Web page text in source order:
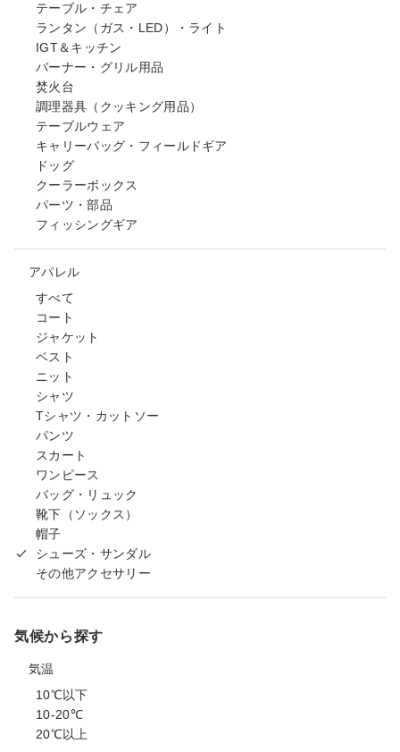
テーブル・チェア
ランタン（ガス・LED）・ライト
IGT＆キッチン
バーナー・グリル用品
焚火台
調理器具（クッキング用品）
テーブルウェア
キャリーバッグ・フィールドギア
ドッグ
クーラーボックス
パーツ・部品
フィッシングギア
アパレル
すべて
コート
ジャケット
ベスト
ニット
シャツ
Tシャツ・カットソー
パンツ
スカート
ワンピース
バッグ・リュック
靴下（ソックス）
帽子
シューズ・サンダル
その他アクセサリー
気候から探す
気温
10℃以下
10-20℃
20℃以上